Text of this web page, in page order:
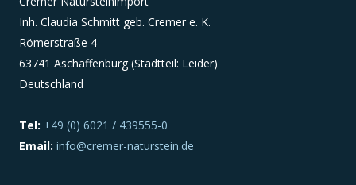
Inh. Claudia Schmitt geb. Cremer e. K.
Römerstraße 4
63741 Aschaffenburg (Stadtteil: Leider)
Deutschland
Tel: +49 (0) 6021 / 439555-0
Email: info@cremer-naturstein.de
Name:
cookie_consent
Dieser Cookie speichert die ausgewählten
Einverständnis-Optionen des Benutzers
1 Jahr